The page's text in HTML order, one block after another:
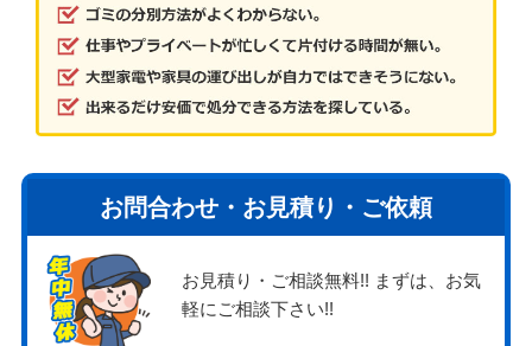
お問合わせ・お見積り・ご依頼
お見積り・ご相談無料!! まずは、お気
軽にご相談下さい!!